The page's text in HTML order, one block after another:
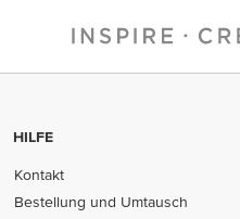
HILFE
Kontakt
Bestellung und Umtausch